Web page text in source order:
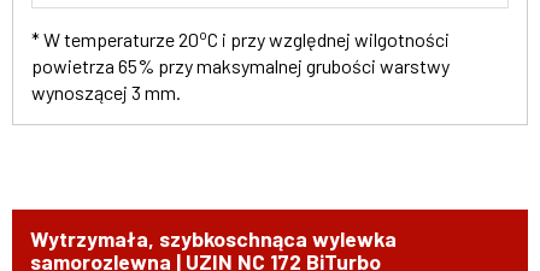
* W temperaturze 20oC i przy względnej wilgotności
powietrza 65% przy maksymalnej grubości warstwy
wynoszącej 3 mm.
Wytrzymała, szybkoschnąca wylewka
samorozlewna | UZIN NC 172 BiTurbo